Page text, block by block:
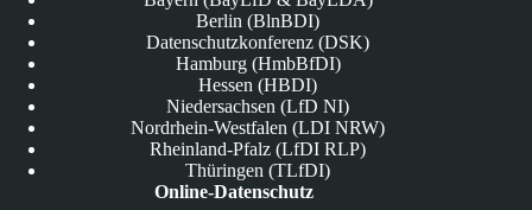
Berlin (BlnBDI)
Datenschutzkonferenz (DSK)
Hamburg (HmbBfDI)
Hessen (HBDI)
Niedersachsen (LfD NI)
Nordrhein-Westfalen (LDI NRW)
Rheinland-Pfalz (LfDI RLP)
Thüringen (TLfDI)
Online-Datenschutz